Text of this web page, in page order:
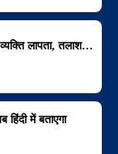
लापता, तलाश…
में बताएगा